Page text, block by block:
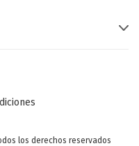
los derechos reservados